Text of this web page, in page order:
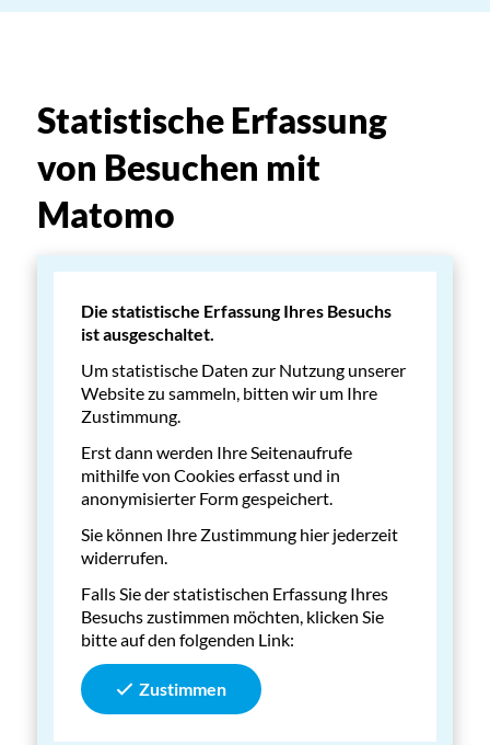
Statistische Erfassung
von Besuchen mit
Matomo
Die statistische Erfassung Ihres Besuchs
ist ausgeschaltet.
Um statistische Daten zur Nutzung unserer
Website zu sammeln, bitten wir um Ihre
Zustimmung.
Erst dann werden Ihre Seitenaufrufe
mithilfe von Cookies erfasst und in
anonymisierter Form gespeichert.
Sie können Ihre Zustimmung hier jederzeit
widerrufen.
Falls Sie der statistischen Erfassung Ihres
Besuchs zustimmen möchten, klicken Sie
bitte auf den folgenden Link:
Zustimmen